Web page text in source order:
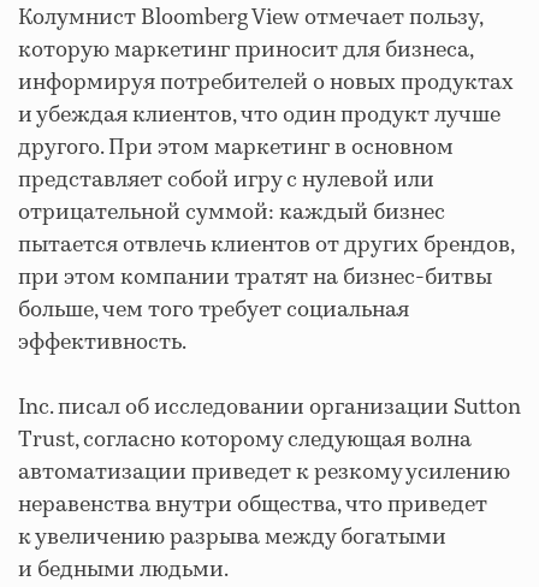
Колумнист Bloomberg View отмечает пользу,
которую маркетинг приносит для бизнеса,
информируя потребителей о новых продуктах
и убеждая клиентов, что один продукт лучше
другого. При этом маркетинг в основном
представляет собой игру с нулевой или
отрицательной суммой: каждый бизнес
пытается отвлечь клиентов от других брендов,
при этом компании тратят на бизнес-битвы
больше, чем того требует социальная
эффективность.
Inc. писал об исследовании организации Sutton
Trust, согласно которому следующая волна
автоматизации приведет к резкому усилению
неравенства внутри общества, что приведет
к увеличению разрыва между богатыми
и бедными людьми.